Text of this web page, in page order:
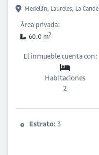
Medellín, Laureles, La
Área privada:
60.0 m2
El inmueble cuenta con:
Habitaciones
2
Estrato: 3